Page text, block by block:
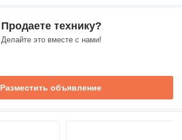
Продаете технику?
Делайте это вместе с нами!
Разместить объявление